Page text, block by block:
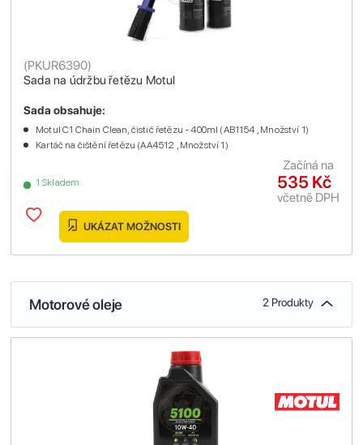
Sada na údržbu řetězu Motul
(PKUR6390)
1 Skladem
Sada obsahuje:
Motul C1 Chain Clean, čistič řetězu - 400ml (AB1154 , Množství 1)
Kartáč na čištění řetězu (AA4512 , Množství 1)
535 Kč
včetně DPH
Začíná na
UKÁZAT MOŽNOSTI
Motorové oleje 2 Produkty